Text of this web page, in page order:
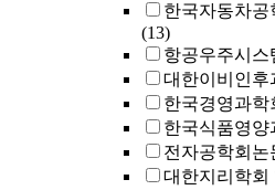
한국자동차공
(13)
항공우주시스
대한이비인후
한국경영과학
한국식품영양
전자공학회논
대한지리학회